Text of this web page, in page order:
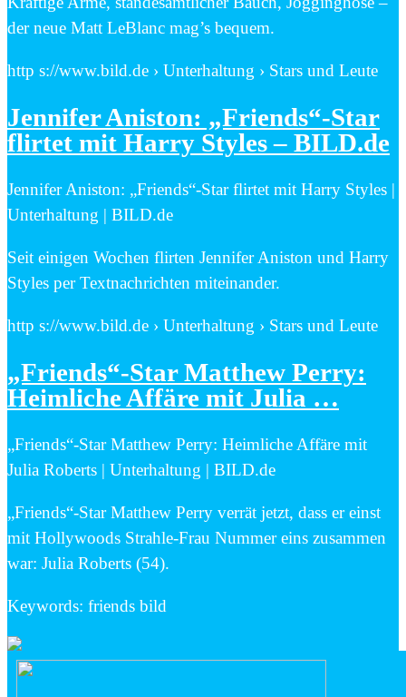
der neue Matt LeBlanc mag’s bequem.
http s://www.bild.de › Unterhaltung › Stars und Leute
Jennifer Aniston: „Friends“-Star
flirtet mit Harry Styles – BILD.de
Jennifer Aniston: „Friends“-Star flirtet mit Harry Styles |
Unterhaltung | BILD.de
Seit einigen Wochen flirten Jennifer Aniston und Harry
Styles per Textnachrichten miteinander.
http s://www.bild.de › Unterhaltung › Stars und Leute
„Friends“-Star Matthew Perry:
Heimliche Affäre mit Julia …
„Friends“-Star Matthew Perry: Heimliche Affäre mit
Julia Roberts | Unterhaltung | BILD.de
„Friends“-Star Matthew Perry verrät jetzt, dass er einst
mit Hollywoods Strahle-Frau Nummer eins zusammen
war: Julia Roberts (54).
Keywords: friends bild